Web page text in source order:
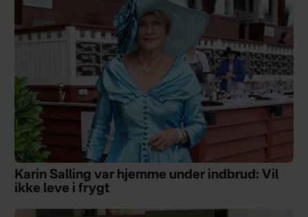
Karin Salling var hjemme under indbrud: Vil
ikke leve i frygt